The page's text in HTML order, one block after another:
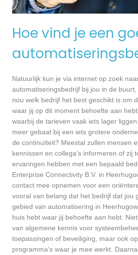
Hoe vind je een
Natuurlijk kun je via internet op zoek
automatiseringsbedrijf bij jou in de
nou welk bedrijf het best geschikt is om
waar jij op dit moment behoefte aan
waarbij de tarieven vaak iets lager
meer gebaat bij een iets grotere
de continuïteit? Meestal zullen mensen
kennissen en collega’s informeren of zij
ervaringen hebben met een bepaald
Enterprise Connectivity B.V. in
contact mee opnemen voor een
vooral van belang dat het bedrijf dat jou
gebied van automatisering in
huis hebt waar jij behoefte aan hebt.
van algemene kennis voor
toepassingen of beveiliging, maar ook
programma’s waar je mee werkt.